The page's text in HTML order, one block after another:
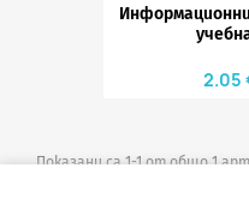
2.05
Показани са 1-1 от общо 1